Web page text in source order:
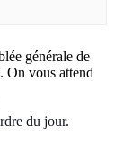
générale de
On vous attend
du jour.